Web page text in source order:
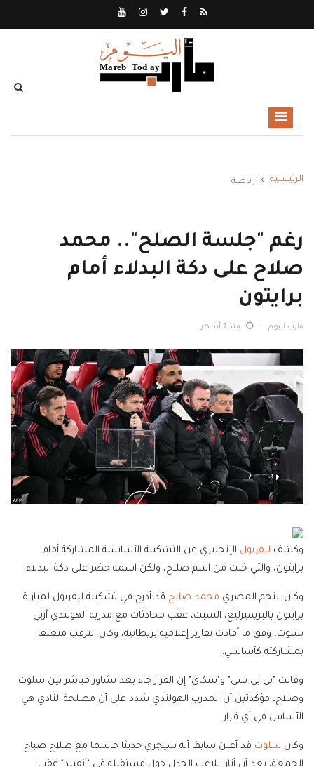
الرئيسية رياضة
رغم "جلسة الصلح".. محمد
صلاح على دكة البدلاء أمام
برايتون
مارب اليوم منذ 7 أشهر
وكشف ليفربول الإنجليزي عن التشكيلة الأساسية المشاركة أمام
برايتون، والتي خلت من اسم صلاح، ولكن اسمه حضر على دكة البدلاء.
وكان النجم المصري محمد صلاح قد أدرج في تشكيلة ليفربول لمباراة
برايتون بالبريميرليغ، السبت، عقب محادثات مع مدربه الهولندي آرني
سلوت، وفق ما أفادت تقارير إعلامية بريطانية، وكان الترقب متعلقا
بمشاركته كأساسي.
وقالت "بي بي سي" و"سكاي" إن القرار جاء بعد تشاور مباشر بين سلوت
وصلاح، مؤكدتين أن المدرب الهولندي شدد على أن مصلحة النادي هي
الأساس في أي قرار.
وكان سلوت قد أعلن سابقا أنه سيجري حديثا حاسما مع صلاح صباح
الجمعة، بعد أن أثار اللاعب الجدل حول مستقبله في "أنفيلد" عقب